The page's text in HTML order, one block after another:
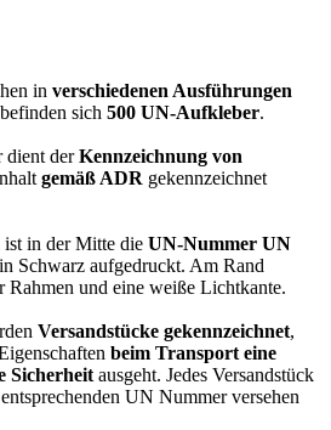
in verschiedenen Ausführungen
sich 500 UN-Aufkleber.
dient derKennzeichnung von
gemäß ADR gekennzeichnet
ist in der Mitte die UN-Nummer UN
Schwarz aufgedruckt. Am Rand
Rahmen und eine weiße Lichtkante.
Versandstücke gekennzeichnet,
beim Transport eine
Sicherheit ausgeht. Jedes Versandstück
UN Nummer versehen